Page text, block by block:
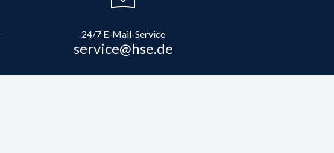
24/7 E-Mail-Service
service@hse.de